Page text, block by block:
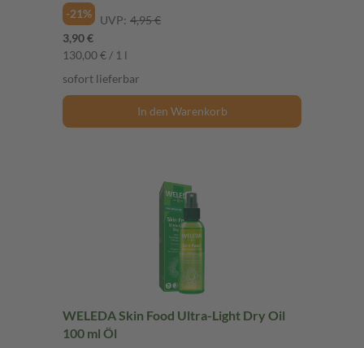
-21% UVP: 4,95 €
3,90 €
130,00 € / 1 l
sofort lieferbar
In den Warenkorb
WELEDA Skin Food Ultra-Light Dry Oil
100 ml Öl